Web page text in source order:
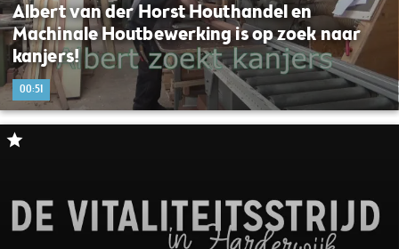
Albert van der Horst Houthandel en
Machinale Houtbewerking is op zoek naar
kanjers!
00:51